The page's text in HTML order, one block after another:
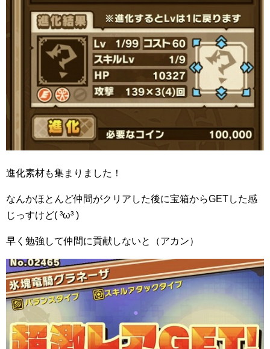
進化素材も集まりました！
なんかほとんど仲間がクリアした後に宝箱からGETした感
じっすけど( ³ω³ )
早く勉強して仲間に貢献しないと（アカン）